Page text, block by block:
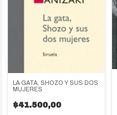
LA GATA, SHOZO Y SUS DOS
MUJERES
$41.500,00